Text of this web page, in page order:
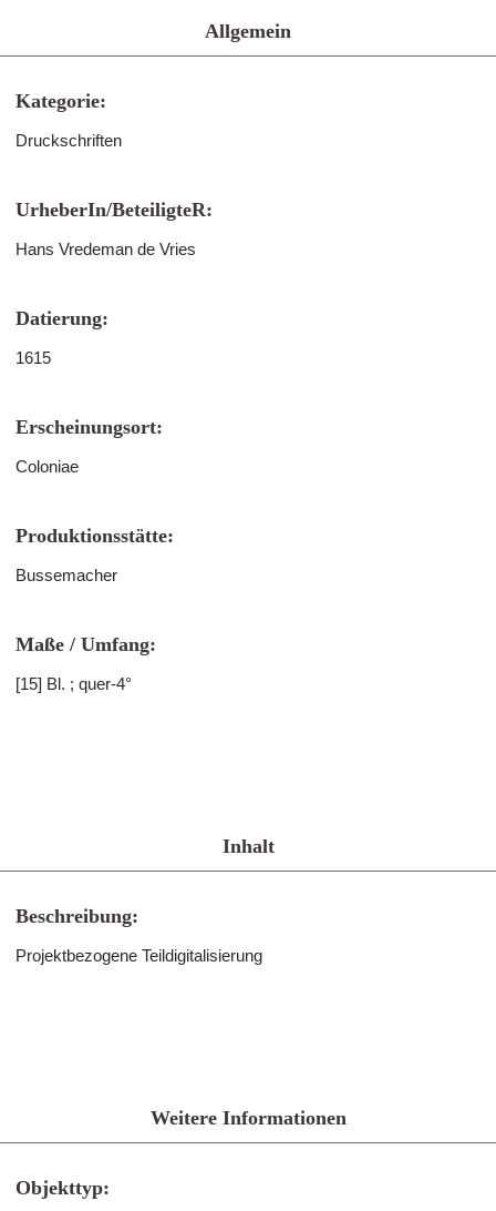
Allgemein
Kategorie:
Druckschriften
UrheberIn/BeteiligteR:
Hans Vredeman de Vries
Datierung:
1615
Erscheinungsort:
Coloniae
Produktionsstätte:
Bussemacher
Maße / Umfang:
[15] Bl. ; quer-4°
Inhalt
Beschreibung:
Projektbezogene Teildigitalisierung
Weitere Informationen
Objekttyp: